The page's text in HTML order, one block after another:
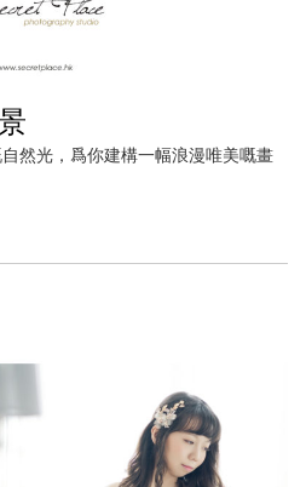
然光，爲你建構一幅浪漫唯美嘅畫